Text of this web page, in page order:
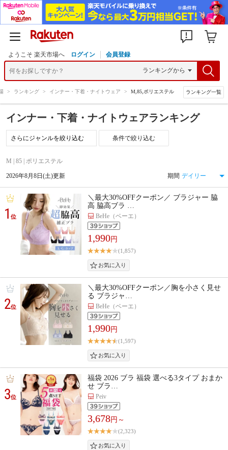
ようこそ 楽天市場へ ログイン 会員登録
> ランキング > インナー・下着・ナイトウェア > M,85,ポリエステル ランキング一覧
インナー・下着・ナイトウェアランキング
条件で絞り込む
M | 85 | ポリエステル
2026年8月8日(土)更新 期間
1位
＼最大30%OFFクーポン／ ブラジャー 脇
高 脇高ブラ …
BeHe（ベーエ）
1,990円
(1,857)
2位
＼最大30%OFFクーポン／胸を小さく見せ
る ブラジャ…
BeHe（ベーエ）
1,990円
(1,597)
3位
福袋 2026 ブラ 福袋 選べる3タイプ おまか
せ ブラ…
Peiv
3,678円～
(2,323)